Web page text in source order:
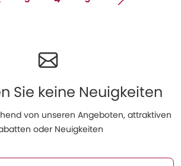
Sie keine Neuigkeiten
von unseren Angeboten, attraktiven
oder Neuigkeiten